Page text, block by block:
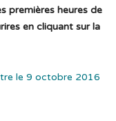
premières heures de
en cliquant sur la